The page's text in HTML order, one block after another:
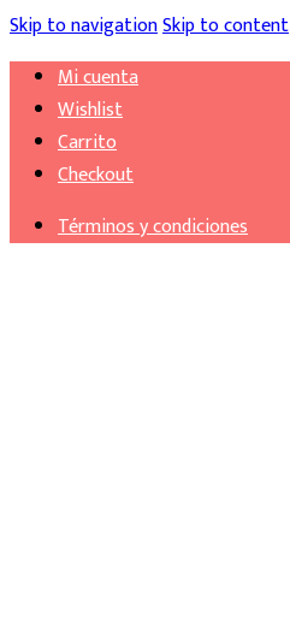
Skip to navigationSkip to content
Mi cuenta
Wishlist
Carrito
Checkout
Términos y condiciones